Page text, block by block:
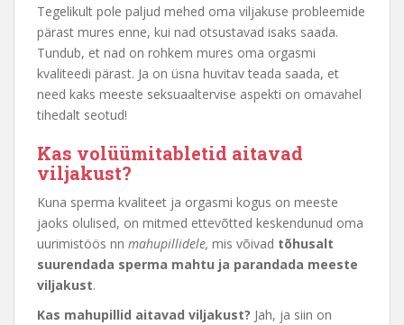
Tegelikult pole paljud mehed oma viljakuse probleemide
pärast mures enne, kui nad otsustavad isaks saada.
Tundub, et nad on rohkem mures oma orgasmi
kvaliteedi pärast. Ja on üsna huvitav teada saada, et
need kaks meeste seksuaaltervise aspekti on omavahel
tihedalt seotud!
Kas volüümitabletid aitavad
viljakust?
Kuna sperma kvaliteet ja orgasmi kogus on meeste
jaoks olulised, on mitmed ettevõtted keskendunud oma
uurimistöös nn mahupillidele, mis võivad tõhusalt
suurendada sperma mahtu ja parandada meeste
viljakust.
Kas mahupillid aitavad viljakust? Jah, ja siin on